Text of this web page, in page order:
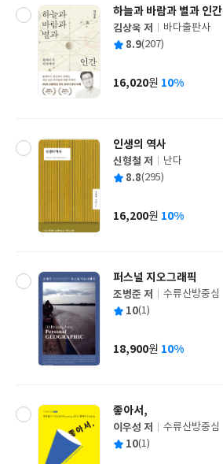
하늘과 바람과 별과 인간
글
쓴
김상욱 저
출
사
바다출판사
평 8.9(207)
가
16,020원 10%
인생의 역사
글
쓴
신형철 저
출
사
난다
평 8.8(295)
가
16,200원 10%
퍼스널 지오그래픽
글
쓴
조병준 저
출
사
수류산방중심
평 10(1)
가
18,900원 10%
좋아서,
글
쓴
이우성 저
출
수류산방중심
평 10(1)